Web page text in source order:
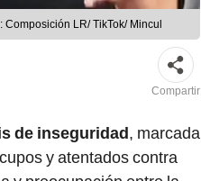
LR/ TikTok/ Mincul
Compartir
de inseguridad, marcada
y atentados contra